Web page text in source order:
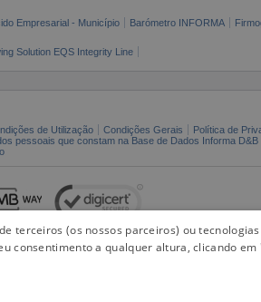
Empresarial - Município Barómetro INFORMA
Solution EQS Integrity Line
de Utilização Condições Gerais Política de
pessoais que constam na Base de Dados Informa D&B
terceiros (os nossos parceiros) ou
consentimento a qualquer altura, clicando